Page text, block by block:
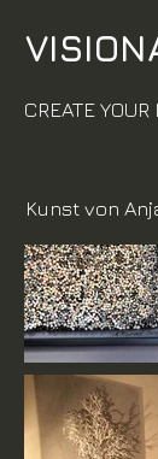
CREATE
Kunst von